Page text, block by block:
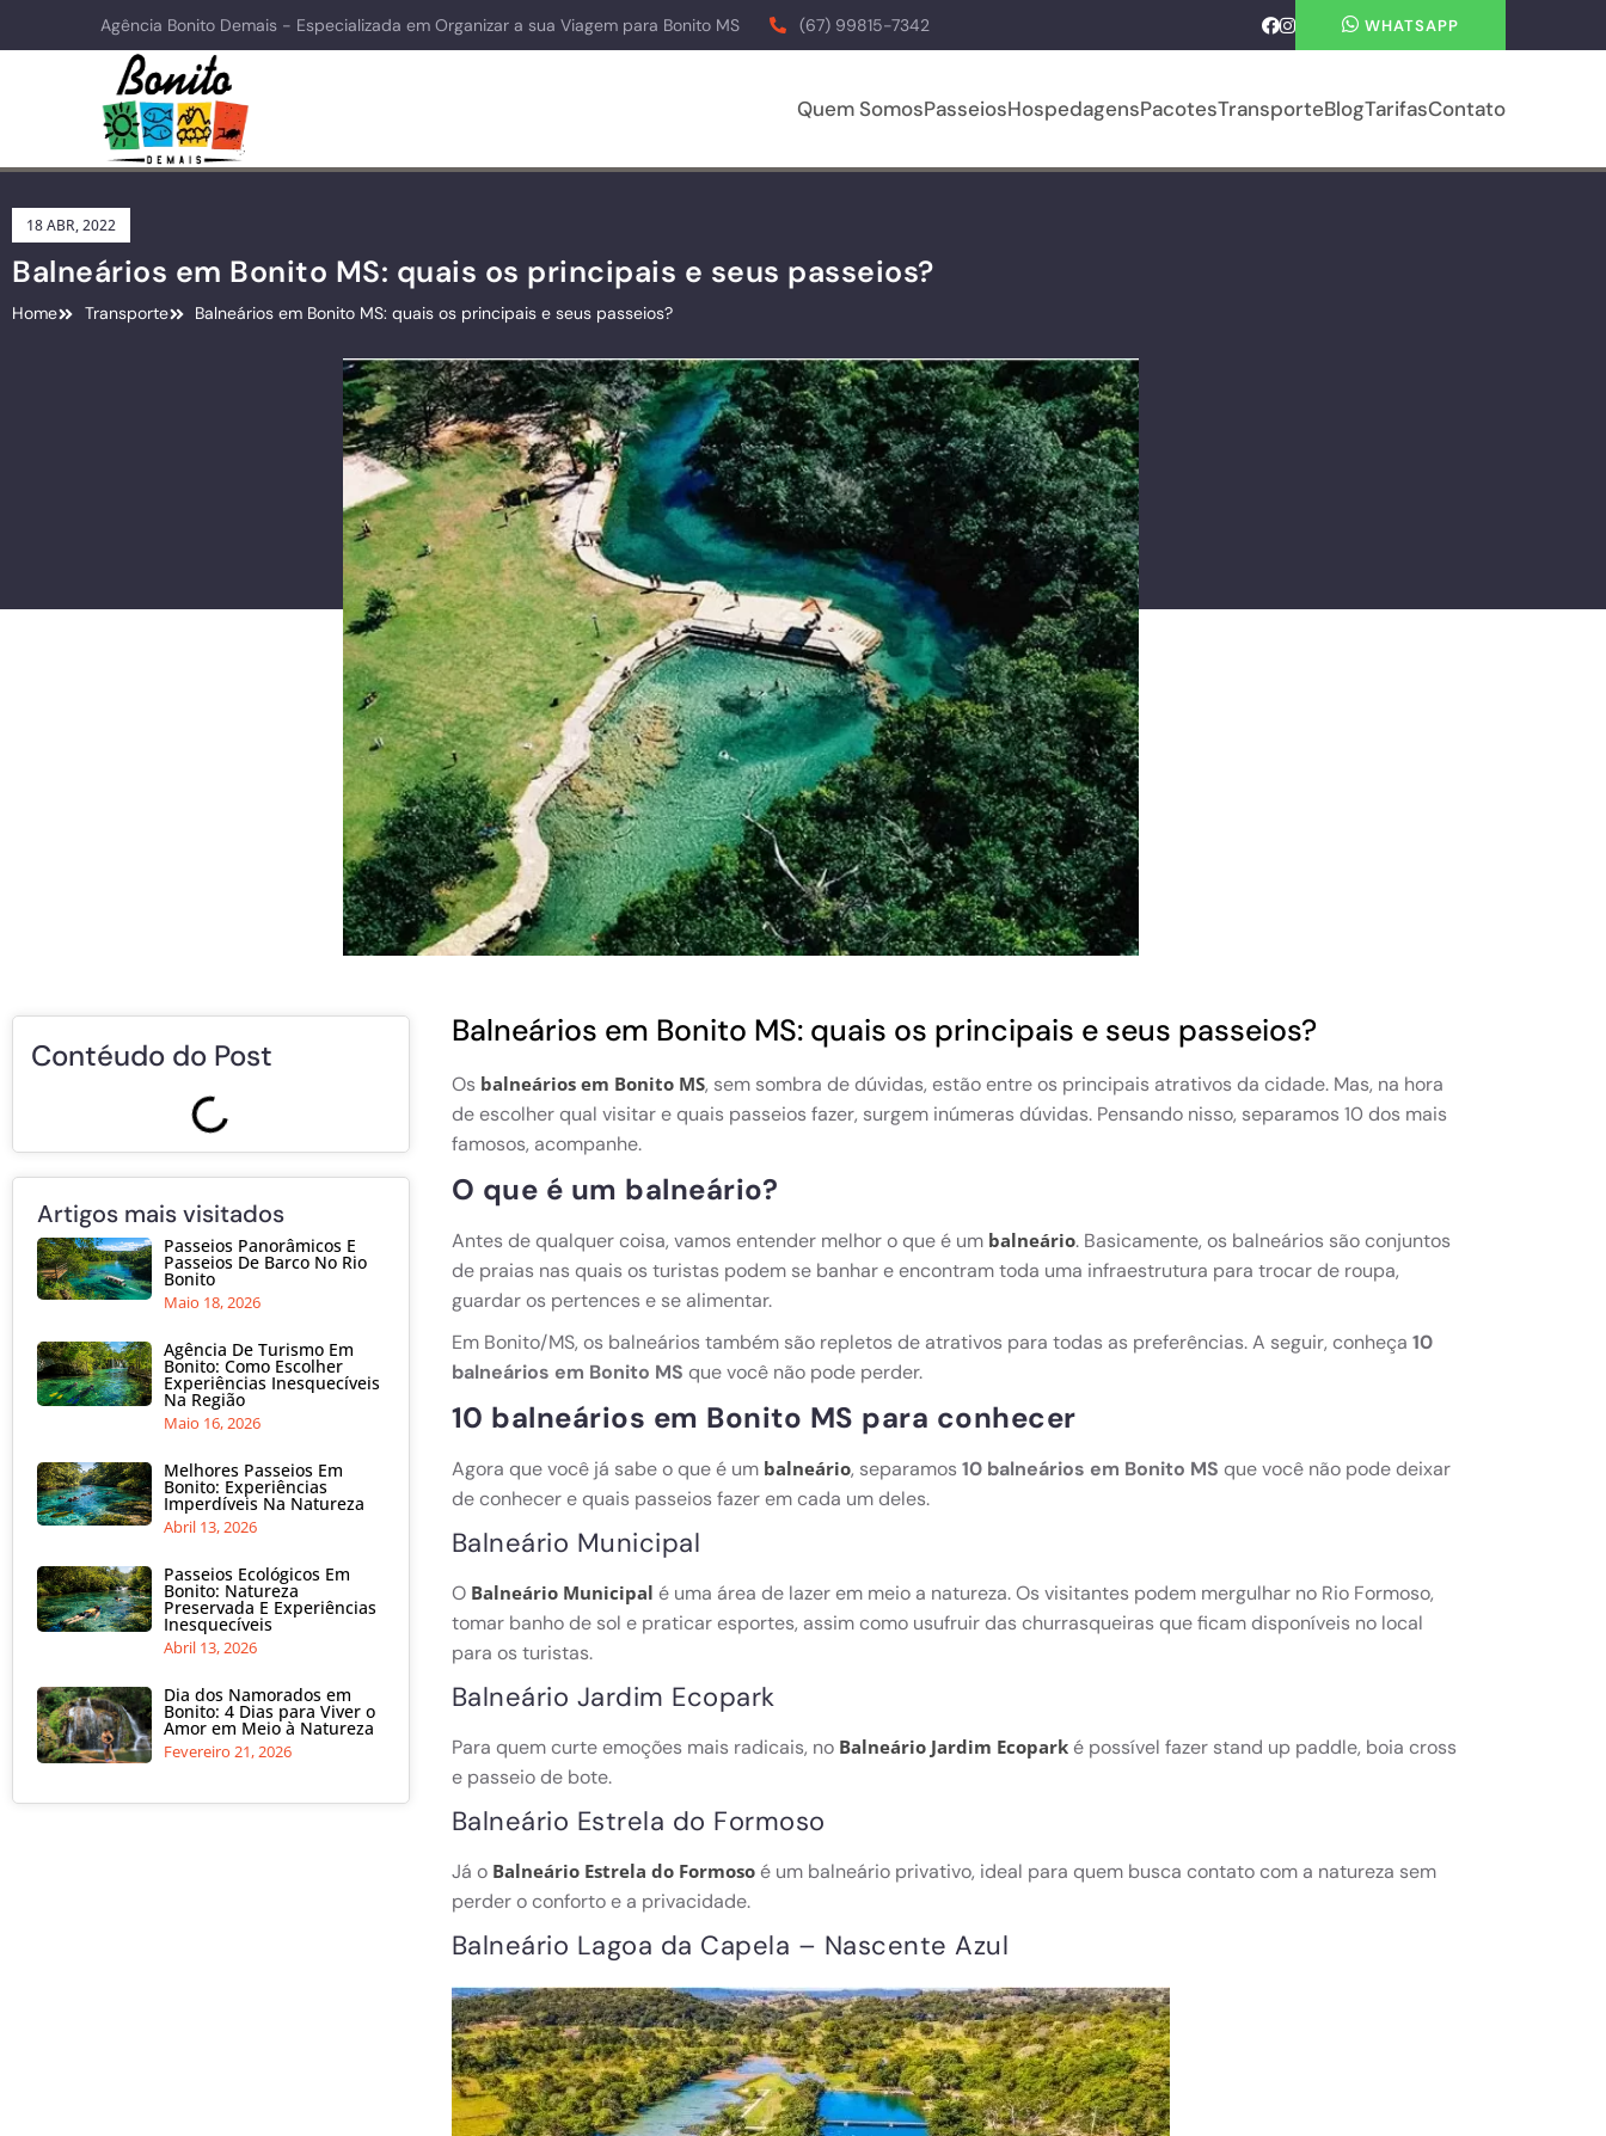
Agência Bonito Demais - Especializada em Organizar a sua Viagem para Bonito MS (67) 99815-7342 WHATSAPP
Quem SomosPasseiosHospedagensPacotesTransporteBlogTarifasContato
18 ABR, 2022
Balneários em Bonito MS: quais os principais e seus passeios?
Home Transporte Balneários em Bonito MS: quais os principais e seus passeios?
Contéudo do Post
Artigos mais visitados
Passeios Panorâmicos E
Passeios De Barco No Rio
Bonito
Maio 18, 2026
Agência De Turismo Em
Bonito: Como Escolher
Experiências Inesquecíveis
Na Região
Maio 16, 2026
Melhores Passeios Em
Bonito: Experiências
Imperdíveis Na Natureza
Abril 13, 2026
Passeios Ecológicos Em
Bonito: Natureza
Preservada E Experiências
Inesquecíveis
Abril 13, 2026
Dia dos Namorados em
Bonito: 4 Dias para Viver o
Amor em Meio à Natureza
Fevereiro 21, 2026
Balneários em Bonito MS: quais os principais e seus passeios?
Os balneários em Bonito MS, sem sombra de dúvidas, estão entre os principais atrativos da cidade. Mas, na hora
de escolher qual visitar e quais passeios fazer, surgem inúmeras dúvidas. Pensando nisso, separamos 10 dos mais
famosos, acompanhe.
O que é um balneário?
Antes de qualquer coisa, vamos entender melhor o que é um balneário. Basicamente, os balneários são conjuntos
de praias nas quais os turistas podem se banhar e encontram toda uma infraestrutura para trocar de roupa,
guardar os pertences e se alimentar.
Em Bonito/MS, os balneários também são repletos de atrativos para todas as preferências. A seguir, conheça 10
balneários em Bonito MS que você não pode perder.
10 balneários em Bonito MS para conhecer
Agora que você já sabe o que é um balneário, separamos10 balneários em Bonito MS que você não pode deixar
de conhecer e quais passeios fazer em cada um deles.
Balneário Municipal
O Balneário Municipal é uma área de lazer em meio a natureza. Os visitantes podem mergulhar no Rio Formoso,
tomar banho de sol e praticar esportes, assim como usufruir das churrasqueiras que ficam disponíveis no local
para os turistas.
Balneário Jardim Ecopark
Para quem curte emoções mais radicais, no Balneário Jardim Ecoparké possível fazer stand up paddle, boia cross
e passeio de bote.
Balneário Estrela do Formoso
Já o Balneário Estrela do Formosoé um balneário privativo, ideal para quem busca contato com a natureza sem
perder o conforto e a privacidade.
Balneário Lagoa da Capela – Nascente Azul